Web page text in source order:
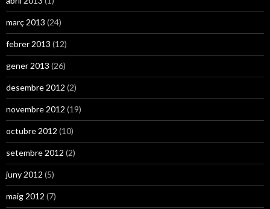
març 2013 (24)
febrer 2013 (12)
gener 2013 (26)
desembre 2012 (2)
novembre 2012 (19)
octubre 2012 (10)
setembre 2012 (2)
juny 2012 (5)
maig 2012 (7)